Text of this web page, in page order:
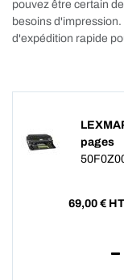
pouvez être certain
besoins
d'expédition rapide
pages
69,00 € HT